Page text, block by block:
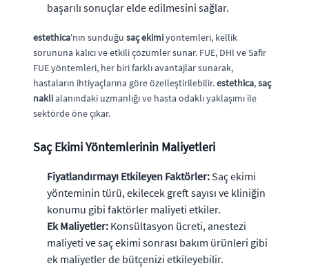
başarılı sonuçlar elde edilmesini sağlar.
estethica'nın sunduğu saç ekimiyöntemleri, kellik
sorununa kalıcı ve etkili çözümler sunar. FUE, DHI ve Safir
FUE yöntemleri, her biri farklı avantajlar sunarak,
hastaların ihtiyaçlarına göre özelleştirilebilir.estethica,saç
naklialanındaki uzmanlığı ve hasta odaklı yaklaşımı ile
sektörde öne çıkar.
Saç Ekimi Yöntemlerinin Maliyetleri
Fiyatlandırmayı Etkileyen Faktörler: Saç ekimi
yönteminin türü, ekilecek greft sayısı ve kliniğin
konumu gibi faktörler maliyeti etkiler.
Ek Maliyetler: Konsültasyon ücreti, anestezi
maliyeti ve saç ekimi sonrası bakım ürünleri gibi
ek maliyetler de bütçenizi etkileyebilir.